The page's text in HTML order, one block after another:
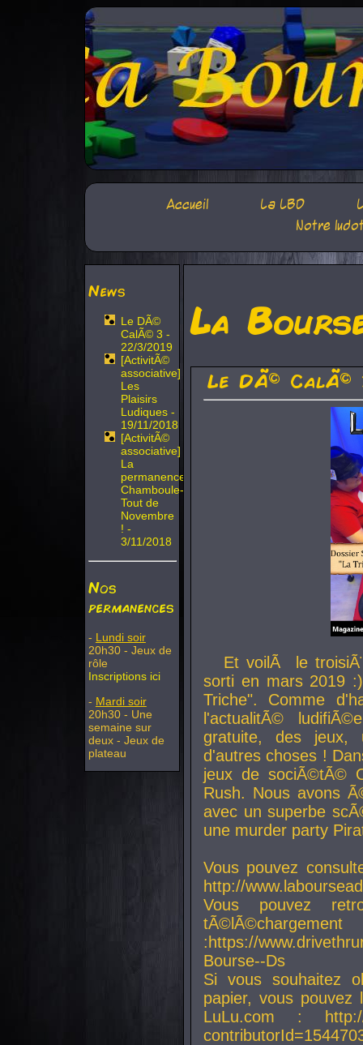
Accueil La LBD
Notre
News
Le DÃ©
CalÃ© 3 -
22/3/2019
[ActivitÃ©
associative]
Les
Plaisirs
Ludiques -
19/11/2018
[ActivitÃ©
associative]
La
permanence
Chamboule-
Tout de
Novembre
! -
3/11/2018
Nos
permanences
- Lundi soir
20h30 - Jeux de
rôle
Inscriptions ici
- Mardi soir
20h30 - Une
semaine sur
deux - Jeux de
plateau
La
Le DÃ© CalÃ©
Et voilÃ le
sorti en mars 2019
Triche". Comme
l'actualitÃ©
gratuite, des jeux,
d'autres choses !
jeux de sociÃ©tÃ©
Rush. Nous avons
avec un superbe
une murder party
Vous pouvez
http://
Vous pouvez
:https://
Bourse--Ds
Si vous souhaitez
papier, vous
LuLu.com : http://